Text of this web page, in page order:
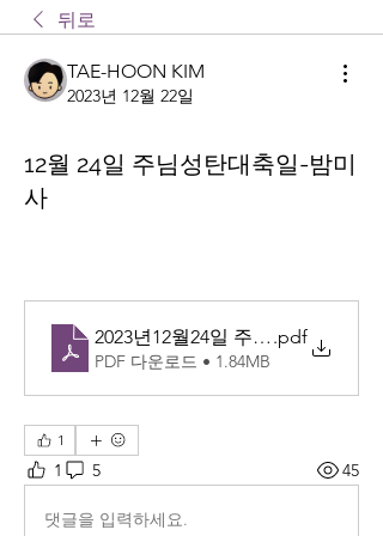
뒤로
TAE-HOON KIM
2023년 12월 22일
12월 24일 주님성탄대축일-밤미
사
2023년12월24일 주님성탄대축일수
.pdf
PDF 다운로드 • 1.84MB
1
1 5 45
댓글을 입력하세요.